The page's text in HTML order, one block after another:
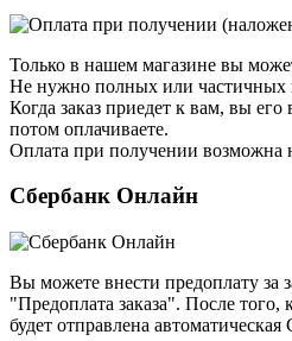
Только в нашем магазине вы
Не нужно полных или частичных
Когда заказ приедет к вам, вы
потом оплачиваете.
Оплата при получении возможна
Сбербанк Онлайн
Вы можете внести предоплату за
"Предоплата заказа". После
будет отправлена